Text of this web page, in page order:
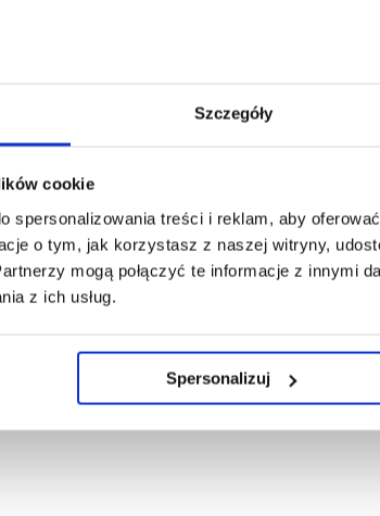
Szczegóły
cookie
spersonalizowania treści i reklam, aby
o tym, jak korzystasz z naszej witryny,
mogą połączyć te informacje z innymi
z ich usług.
Spersonalizuj